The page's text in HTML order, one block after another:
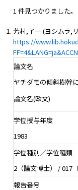
1 件見つかりました。
芳村,了一 (ヨシムラ,
https://
論文名
ヤチダモの傾斜樹幹
論文名(欧文)
学位授与年度
1983
学位種別／学位種類
2（論文博士） / 017
報告番号